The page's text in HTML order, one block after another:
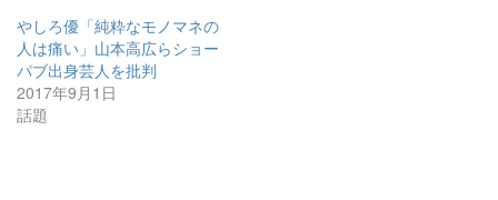
やしろ優「純粋なモノマネの
人は痛い」山本高広らショー
パブ出身芸人を批判
2017年9月1日
話題